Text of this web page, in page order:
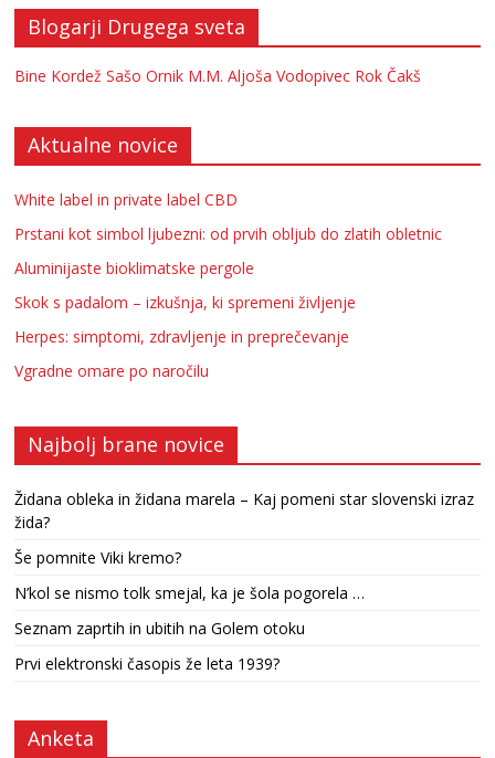
Blogarji Drugega sveta
Bine Kordež Sašo Ornik M.M. Aljoša Vodopivec Rok Čakš
Aktualne novice
White label in private label CBD
Prstani kot simbol ljubezni: od prvih obljub do zlatih obletnic
Aluminijaste bioklimatske pergole
Skok s padalom – izkušnja, ki spremeni življenje
Herpes: simptomi, zdravljenje in preprečevanje
Vgradne omare po naročilu
Najbolj brane novice
Židana obleka in židana marela – Kaj pomeni star slovenski izraz
žida?
Še pomnite Viki kremo?
N’kol se nismo tolk smejal, ka je šola pogorela …
Seznam zaprtih in ubitih na Golem otoku
Prvi elektronski časopis že leta 1939?
Anketa